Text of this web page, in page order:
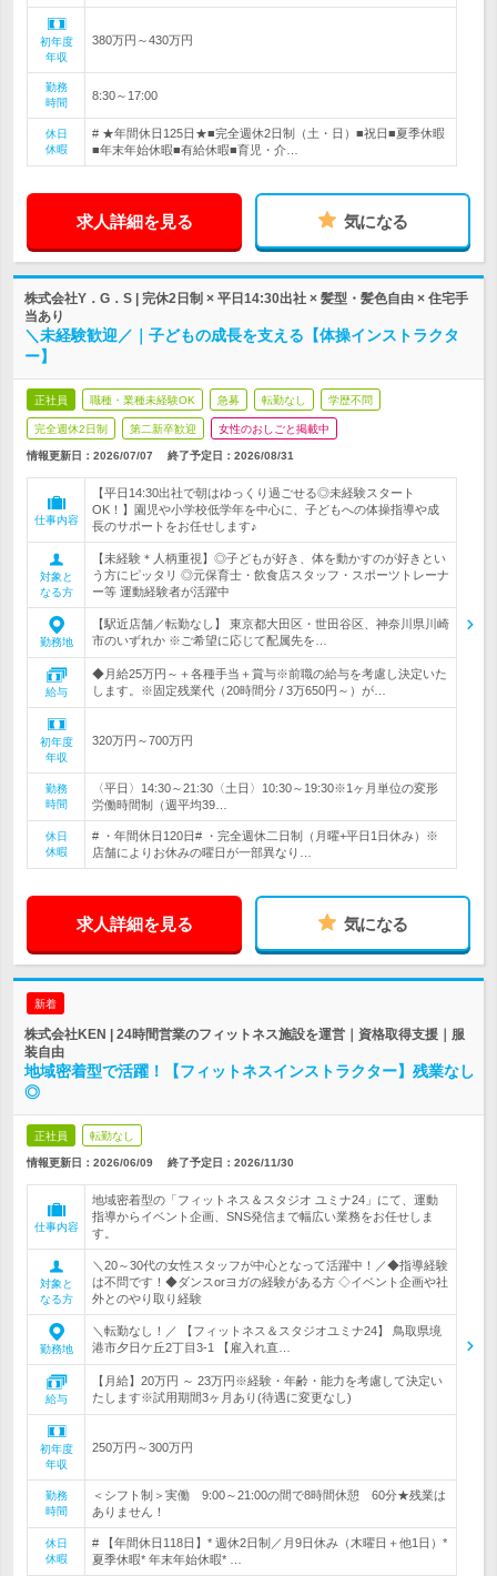
初年度
年収
380万円～430万円
勤務
時間
8:30～17:00
休日
休暇
# ★年間休日125日★■完全週休2日制（土・日）■祝日■夏季休暇
■年末年始休暇■有給休暇■育児・介…
求人詳細を見る 気になる
株式会社Y．G．S | 完休2日制 × 平日14:30出社 × 髪型・髪色自由 × 住宅手
当あり
＼未経験歓迎／｜子どもの成長を支える【体操インストラクタ
ー】
正社員 職種・業種未経験OK 急募 転勤なし 学歴不問
完全週休2日制 第二新卒歓迎 女性のおしごと掲載中
情報更新日：2026/07/07 終了予定日： 2026/08/31
仕事内容
【平日14:30出社で朝はゆっくり過ごせる◎未経験スタート
OK！】園児や小学校低学年を中心に、子どもへの体操指導や成
長のサポートをお任せします♪
対象と
なる方
【未経験＊人柄重視】◎子どもが好き、体を動かすのが好きとい
う方にピッタリ ◎元保育士・飲食店スタッフ・スポーツトレーナ
ー等 運動経験者が活躍中
勤務地
【駅近店舗／転勤なし】 東京都大田区・世田谷区、神奈川県川崎
市のいずれか ※ご希望に応じて配属先を…
給与
◆月給25万円～＋各種手当＋賞与※前職の給与を考慮し決定いた
します。※固定残業代（20時間分 / 3万650円～）が…
初年度
年収
320万円～700万円
勤務
時間
〈平日〉14:30～21:30〈土日〉10:30～19:30※1ヶ月単位の変形
労働時間制（週平均39…
休日
休暇
# ・年間休日120日# ・完全週休二日制（月曜+平日1日休み）※
店舗によりお休みの曜日が一部異なり…
求人詳細を見る 気になる
新着
株式会社KEN | 24時間営業のフィットネス施設を運営｜資格取得支援｜服
装自由
地域密着型で活躍！【フィットネスインストラクター】残業なし
◎
正社員 転勤なし
情報更新日：2026/06/09 終了予定日： 2026/11/30
仕事内容
地域密着型の「フィットネス＆スタジオ ユミナ24」にて、運動
指導からイベント企画、SNS発信まで幅広い業務をお任せしま
す。
対象と
なる方
＼20～30代の女性スタッフが中心となって活躍中！／◆指導経験
は不問です！◆ダンスorヨガの経験がある方 ◇イベント企画や社
外とのやり取り経験
勤務地
＼転勤なし！／ 【フィットネス＆スタジオユミナ24】 鳥取県境
港市夕日ケ丘2丁目3-1 【雇入れ直…
給与
【月給】20万円 ～ 23万円※経験・年齢・能力を考慮して決定い
たします※試用期間3ヶ月あり(待遇に変更なし)
初年度
年収
250万円～300万円
勤務
時間
＜シフト制＞実働 9:00～21:00の間で8時間休憩 60分★残業は
ありません！
休日
休暇
# 【年間休日118日】* 週休2日制／月9日休み（木曜日＋他1日）*
夏季休暇* 年末年始休暇* …